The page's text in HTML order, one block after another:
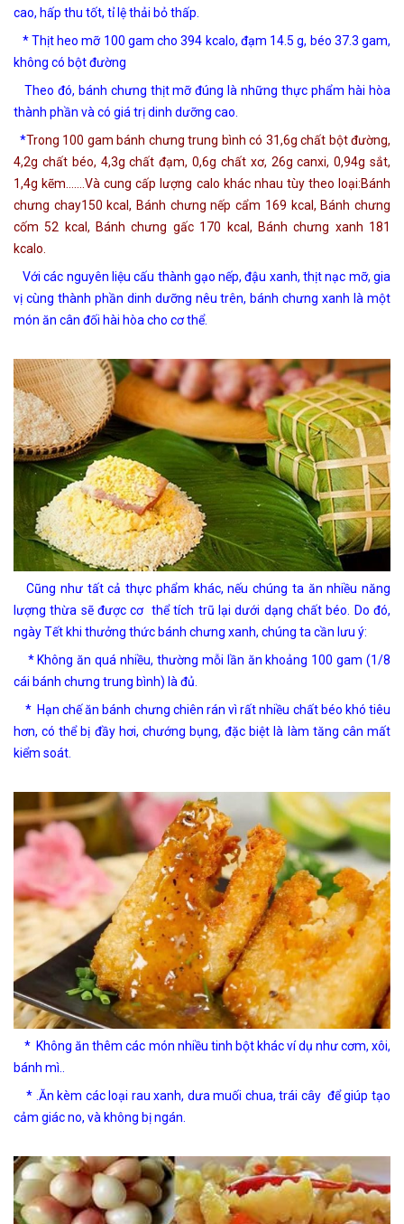
cao, hấp thu tốt, tỉ lệ thải bỏ thấp.
* Thịt heo mỡ 100 gam cho 394 kcalo, đạm 14.5 g, béo 37.3 gam,
không có bột đường
Theo đó, bánh chưng thịt mỡ đúng là những thực phẩm hài hòa
thành phần và có giá trị dinh dưỡng cao.
*Trong 100 gam bánh chưng trung bình có 31,6g chất bột đường,
4,2g chất béo, 4,3g chất đạm, 0,6g chất xơ, 26g canxi, 0,94g sắt,
1,4g kẽm…….Và cung cấp lượng calo khác nhau tùy theo loại:Bánh
chưng chay150 kcal, Bánh chưng nếp cẩm 169 kcal, Bánh chưng
cốm 52 kcal, Bánh chưng gấc 170 kcal, Bánh chưng xanh 181
kcalo.
Với các nguyên liệu cấu thành gạo nếp, đậu xanh, thịt nạc mỡ, gia
vị cùng thành phần dinh dưỡng nêu trên, bánh chưng xanh là một
món ăn cân đối hài hòa cho cơ thể.
Cũng như tất cả thực phẩm khác, nếu chúng ta ăn nhiều năng
lượng thừa sẽ được cơ thể tích trũ lại dưới dạng chất béo. Do đó,
ngày Tết khi thưởng thức bánh chưng xanh, chúng ta cần lưu ý:
* Không ăn quá nhiều, thường mỗi lần ăn khoảng 100 gam (1/8
cái bánh chưng trung bình) là đủ.
* Hạn chế ăn bánh chưng chiên rán vì rất nhiều chất béo khó tiêu
hơn, có thể bị đầy hơi, chướng bụng, đặc biệt là làm tăng cân mất
kiểm soát.
* Không ăn thêm các món nhiều tinh bột khác ví dụ như cơm, xôi,
bánh mì..
* .Ăn kèm các loại rau xanh, dưa muối chua, trái cây để giúp tạo
cảm giác no, và không bị ngán.